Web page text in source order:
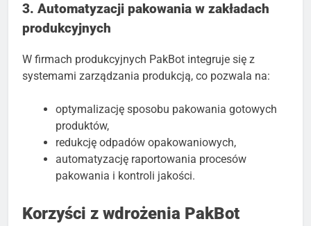
3. Automatyzacji pakowania w zakładach
produkcyjnych
W firmach produkcyjnych PakBot integruje się z
systemami zarządzania produkcją, co pozwala na:
optymalizację sposobu pakowania gotowych
produktów,
redukcję odpadów opakowaniowych,
automatyzację raportowania procesów
pakowania i kontroli jakości.
Korzyści z wdrożenia PakBot